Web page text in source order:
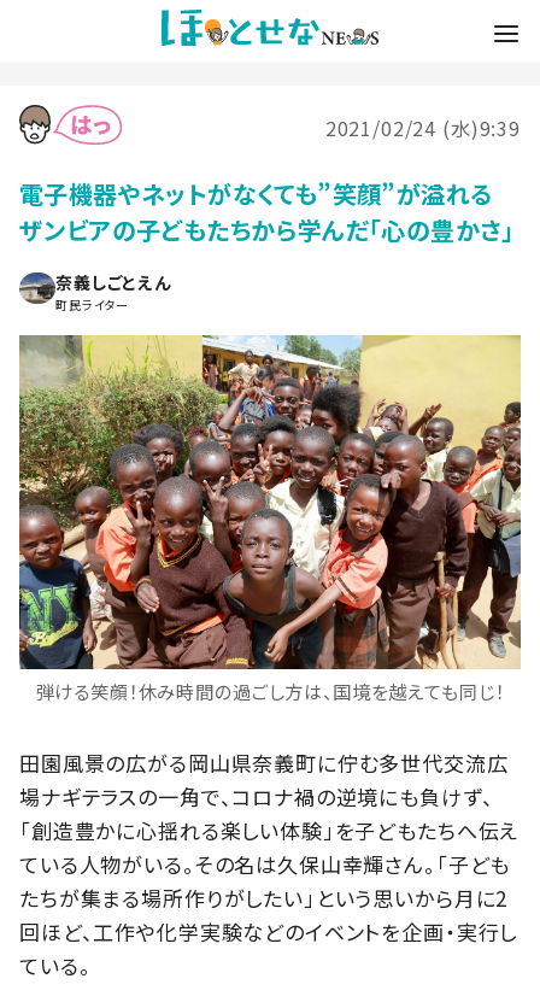
2021/02/24 (水)9:39
電子機器やネットがなくても”笑顔”が溢れる
ザンビアの子どもたちから学んだ「心の豊かさ」
奈義しごとえん
町民ライター
弾ける笑顔！休み時間の過ごし方は、国境を越えても同じ！
田園風景の広がる岡山県奈義町に佇む多世代交流広
場ナギテラスの一角で、コロナ禍の逆境にも負けず、
「創造豊かに心揺れる楽しい体験」を子どもたちへ伝え
ている人物がいる。その名は久保山幸輝さん。「子ども
たちが集まる場所作りがしたい」という思いから月に2
回ほど、工作や化学実験などのイベントを企画・実行し
ている。